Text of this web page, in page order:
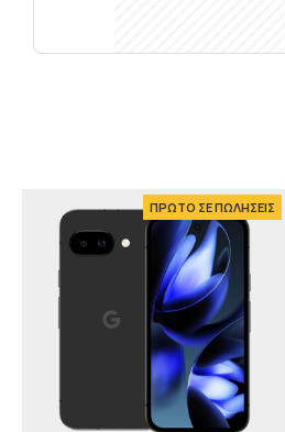
ΠΡΩΤΟ ΣΕ ΠΩΛΗΣΕΙΣ